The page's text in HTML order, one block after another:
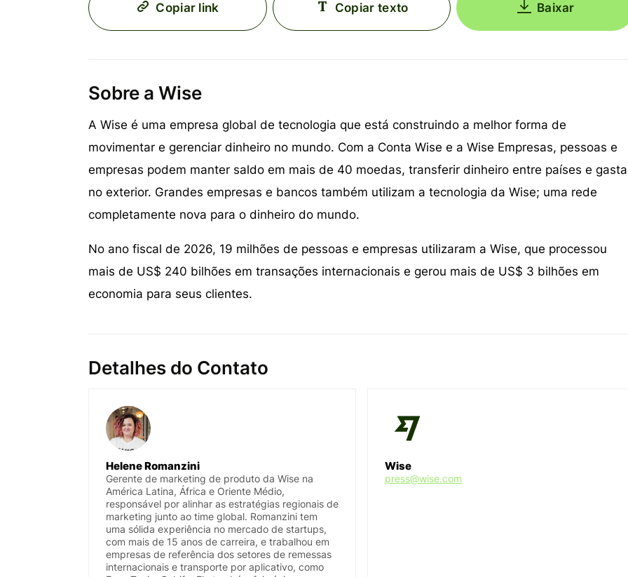
Copiar link Copiar texto Baixar
Sobre a Wise
A Wise é uma empresa global de tecnologia que está construindo a melhor forma de
movimentar e gerenciar dinheiro no mundo. Com a Conta Wise e a Wise Empresas, pessoas e
empresas podem manter saldo em mais de 40 moedas, transferir dinheiro entre países e
no exterior. Grandes empresas e bancos também utilizam a tecnologia da Wise; uma rede
completamente nova para o dinheiro do mundo.
No ano fiscal de 2026, 19 milhões de pessoas e empresas utilizaram a Wise, que processou
mais de US$ 240 bilhões em transações internacionais e gerou mais de US$ 3 bilhões em
economia para seus clientes.
Detalhes do Contato
Helene Romanzini
Gerente de marketing de produto da Wise na
América Latina, África e Oriente Médio,
responsável por alinhar as estratégias regionais de
marketing junto ao time global. Romanzini tem
uma sólida experiência no mercado de startups,
com mais de 15 anos de carreira, e trabalhou em
empresas de referência dos setores de remessas
internacionais e transporte por aplicativo, como
Wise
press@wise.com